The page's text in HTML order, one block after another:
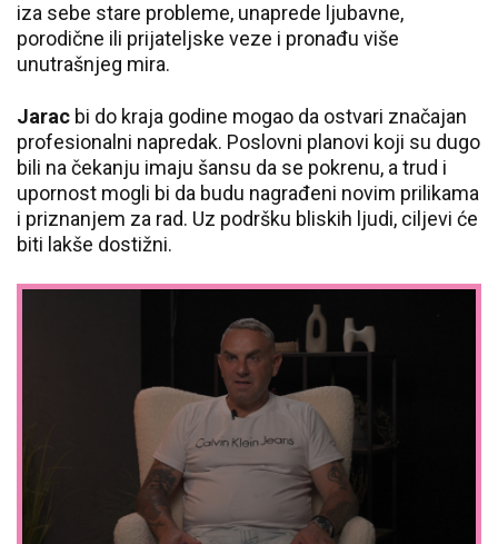
iza sebe stare probleme, unaprede ljubavne,
porodične ili prijateljske veze i pronađu više
unutrašnjeg mira.
Jarac bi do kraja godine mogao da ostvari značajan
profesionalni napredak. Poslovni planovi koji su dugo
bili na čekanju imaju šansu da se pokrenu, a trud i
upornost mogli bi da budu nagrađeni novim prilikama
i priznanjem za rad. Uz podršku bliskih ljudi, ciljevi će
biti lakše dostižni.